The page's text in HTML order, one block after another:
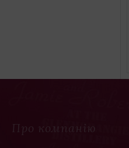
Про компанію